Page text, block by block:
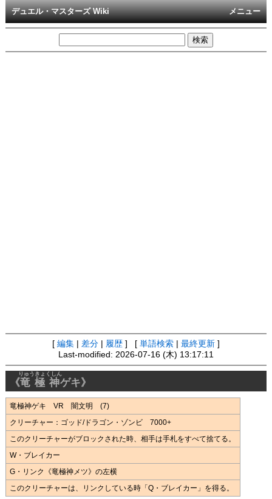
メニュー
デュエル・マスターズ Wiki
[ 編集 差分 履歴 ] [ 単語検索 最終更新 ]
Last-modified: 2026-07-16 (木) 13:17:11
《竜極神
りゅうきょくしん
ゲキ》
竜極神ゲキ VR 闇文明 (7)
クリーチャー：ゴッド/ドラゴン・ゾンビ 7000+
このクリーチャーがブロックされた時、相手は手札をすべて捨てる。
W・ブレイカー
G・リンク《竜極神メツ》の左横
このクリーチャーは、リンクしている時「Q・ブレイカー」を得る。